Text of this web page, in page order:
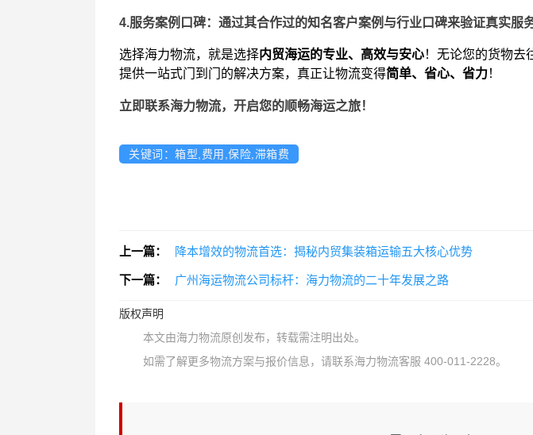
4.服务案例口碑： 通过其合作过的知名客户案例与行业口碑来验证真实服
选择海力物流，就是选择内贸海运的专业、高效与安心！无论您的货物去
提供一站式门到门的解决方案，真正让物流变得简单、省心、省力！
立即联系海力物流，开启您的顺畅海运之旅！
关键词：箱型,费用,保险,滞箱费
上一篇： 降本增效的物流首选：揭秘内贸集装箱运输五大核心优势
下一篇： 广州海运物流公司标杆：海力物流的二十年发展之路
版权声明
本文由海力物流原创发布，转载需注明出处。
如需了解更多物流方案与报价信息，请联系海力物流客服 400-011-2228。